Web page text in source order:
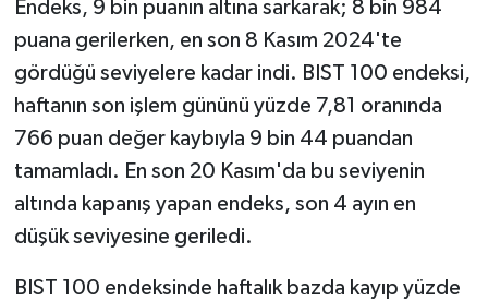
Endeks, 9 bin puanın altına sarkarak; 8 bin 984
puana gerilerken, en son 8 Kasım 2024'te
gördüğü seviyelere kadar indi. BIST 100 endeksi,
haftanın son işlem gününü yüzde 7,81 oranında
766 puan değer kaybıyla 9 bin 44 puandan
tamamladı. En son 20 Kasım'da bu seviyenin
altında kapanış yapan endeks, son 4 ayın en
düşük seviyesine geriledi.
BIST 100 endeksinde haftalık bazda kayıp yüzde